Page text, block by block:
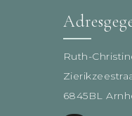
Ruth-
6845BL